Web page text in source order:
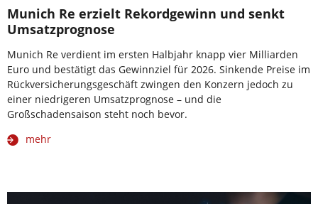
Munich Re erzielt Rekordgewinn und senkt
Umsatzprognose
Munich Re verdient im ersten Halbjahr knapp vier Milliarden
Euro und bestätigt das Gewinnziel für 2026. Sinkende Preise im
Rückversicherungsgeschäft zwingen den Konzern jedoch zu
einer niedrigeren Umsatzprognose – und die
Großschadensaison steht noch bevor.
mehr